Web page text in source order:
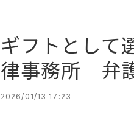
ギフトとして
律事務所 弁
2026/01/13 17:23